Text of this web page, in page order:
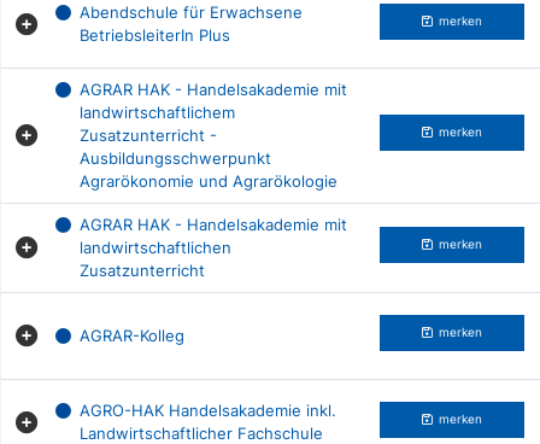
Abendschule für Erwachsene
BetriebsleiterIn Plus
merken
AGRAR HAK - Handelsakademie mit
landwirtschaftlichem
Zusatzunterricht -
Ausbildungsschwerpunkt
Agrarökonomie und Agrarökologie
merken
AGRAR HAK - Handelsakademie mit
landwirtschaftlichen
Zusatzunterricht
merken
AGRAR-Kolleg merken
AGRO-HAK Handelsakademie inkl.
Landwirtschaftlicher Fachschule
merken